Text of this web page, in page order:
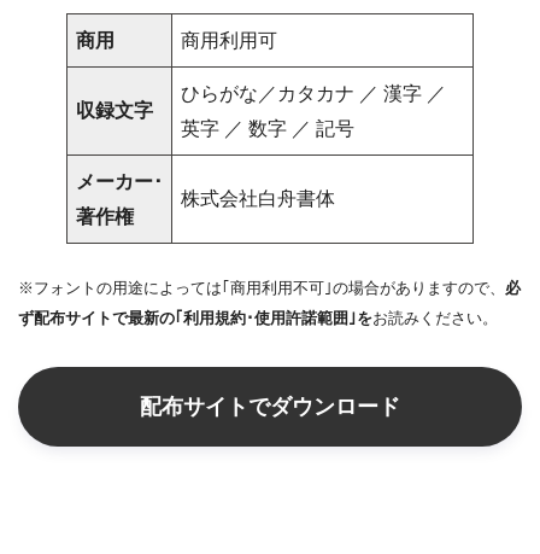
商用 商用利用可
収録文字
ひらがな／カタカナ ／ 漢字 ／
英字 ／ 数字 ／ 記号
メーカー･
著作権
株式会社白舟書体
※フォントの用途によっては｢商用利用不可｣の場合がありますので、 必
ず配布サイトで最新の｢利用規約･使用許諾範囲｣をお読みください。
配布サイトでダウンロード